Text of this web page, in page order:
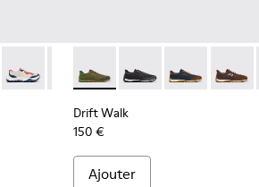
et nubuck multicolores pour homme.
008
K101068-005
Twins - K101068-004
Twins - K101068-003
Twins - K101068-002
Twins - K101068-
Drift Walk - K101097-007 -
Drift Walk -Drift Walk -
Drift
Drift Walk
150 €
Ajouter